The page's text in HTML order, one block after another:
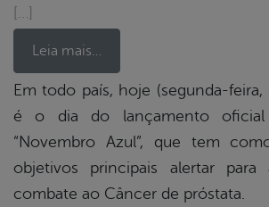
[…]
Leia mais…
Em todo país, hoje (segunda-
é o dia do lançamento oficial
“Novembro Azul”, que tem
objetivos principais alertar
combate ao Câncer de próstata.